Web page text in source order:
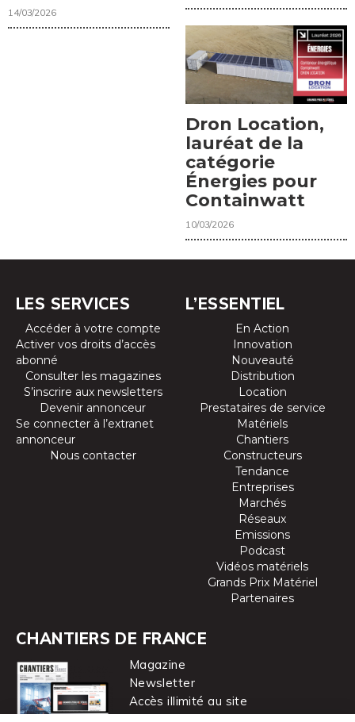
14/03/2026
Dron Location,
lauréat de la
catégorie
Énergies pour
Containwatt
10/03/2026
LES SERVICES
Accéder à votre compte
Activer vos droits d’accès
abonné
Consulter les magazines
S’inscrire aux newsletters
Devenir annonceur
Se connecter à l’extranet
annonceur
Nous contacter
L’ESSENTIEL
En Action
Innovation
Nouveauté
Distribution
Location
Prestataires de service
Matériels
Chantiers
Constructeurs
Tendance
Entreprises
Marchés
Réseaux
Emissions
Podcast
Vidéos matériels
Grands Prix Matériel
Partenaires
CHANTIERS DE FRANCE
Magazine
Newsletter
Accès illimité au site